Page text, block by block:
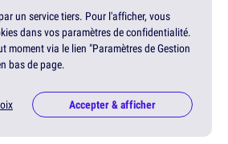
un service tiers. Pour l'afficher, vous
dans vos paramètres de confidentialité.
moment via le lien "Paramètres de Gestion
bas de page.
Accepter & afficher